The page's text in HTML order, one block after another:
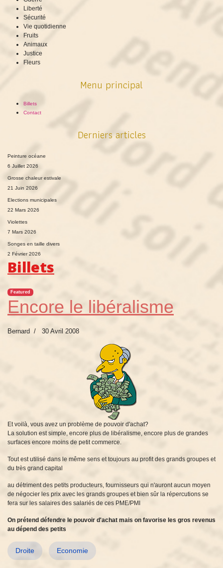
Liberté
Sécurité
Vie quotidienne
Fruits
Animaux
Justice
Fleurs
Menu principal
Billets
Contact
Derniers articles
Peinture océane
6 Juillet 2026
Grosse chaleur estivale
21 Juin 2026
Elections municipales
22 Mars 2026
Violettes
7 Mars 2026
Songes en taille divers
2 Février 2026
Billets
Featured
Encore le libéralisme
Bernard 30 Avril 2008
Et voilà, vous avez un problème de pouvoir d'achat?
La solution est simple, encore plus de libéralisme, encore plus de grandes
surfaces encore moins de petit commerce.
Tout est utilisé dans le même sens et toujours au profit des grands groupes et
du très grand capital
au détriment des petits producteurs, fournisseurs qui n'auront aucun moyen
de négocier les prix avec les grands groupes et bien sûr la répercutions se
fera sur les salaires des salariés de ces PME/PMI
On prétend défendre le pouvoir d'achat mais on favorise les gros revenus
au dépend des petits
Droite Economie